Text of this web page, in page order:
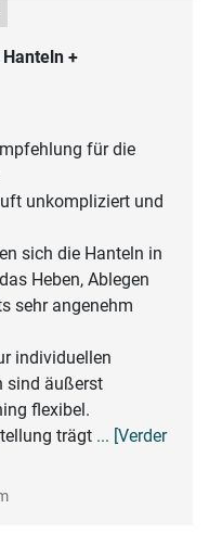
+
für die
unkompliziert und
sich die Hanteln in
Heben, Ablegen
sehr angenehm
individuellen
sind äußerst
flexibel.
trägt ... [Verder